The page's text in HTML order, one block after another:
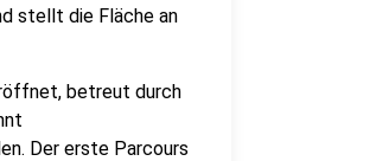
stellt die Fläche an
betreut durch
Der erste Parcours